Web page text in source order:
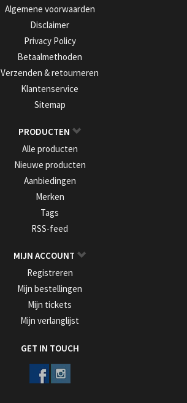
Algemene voorwaarden
Disclaimer
Privacy Policy
Betaalmethoden
Verzenden & retourneren
Klantenservice
Sitemap
PRODUCTEN
Alle producten
Nieuwe producten
Aanbiedingen
Merken
Tags
RSS-feed
MIJN ACCOUNT
Registreren
Mijn bestellingen
Mijn tickets
Mijn verlanglijst
GET IN TOUCH